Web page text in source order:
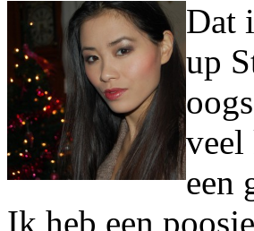
Dat
up
veel
een
Ik heb een